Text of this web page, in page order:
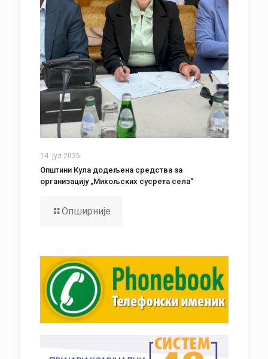
14. јул 2026.
Општини Кула додељена средства за
организацију „Михољских сусрета села“
Опширније